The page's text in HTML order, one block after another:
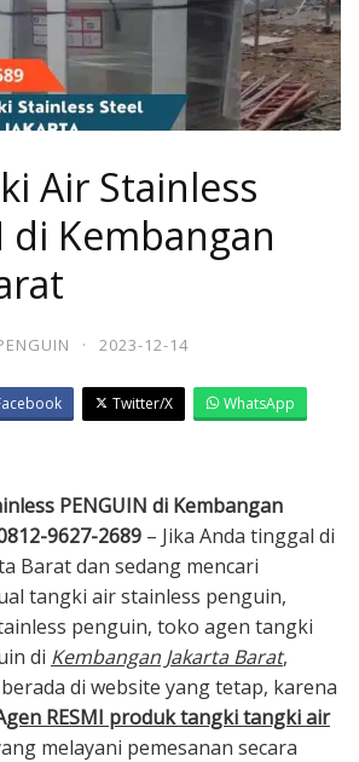
Air Stainless
di Kembangan
· 2023-12-14
Twitter/X
WhatsApp
PENGUIN di Kembangan
9627-2689 – Jika Anda tinggal di
Barat dan sedang mencari
tangki air stainless penguin,
penguin, toko agen tangki
di Kembangan Jakarta Barat,
di website yang tetap, karena
gen RESMI produk tangki tangki air
melayani pemesanan secara